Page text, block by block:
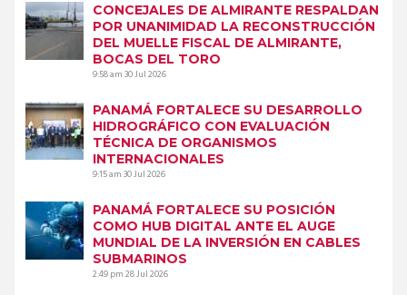
CONCEJALES DE ALMIRANTE RESPALDAN
POR UNANIMIDAD LA RECONSTRUCCIÓN
DEL MUELLE FISCAL DE ALMIRANTE,
BOCAS DEL TORO
9:58 am30 Jul 2026
PANAMÁ FORTALECE SU DESARROLLO
HIDROGRÁFICO CON EVALUACIÓN
TÉCNICA DE ORGANISMOS
INTERNACIONALES
9:15 am30 Jul 2026
PANAMÁ FORTALECE SU POSICIÓN
COMO HUB DIGITAL ANTE EL AUGE
MUNDIAL DE LA INVERSIÓN EN CABLES
SUBMARINOS
2:49 pm28 Jul 2026